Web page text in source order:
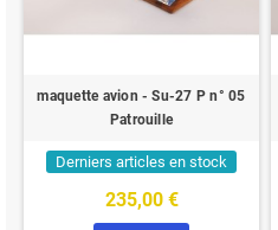
maquette avion - Su-27 P n° 05
Patrouille
Derniers articles en stock
235,00 €